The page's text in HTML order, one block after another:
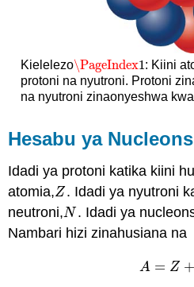
Kielelezo\PageIndex1
\PageIndex1: Kiini
protoni na nyutroni. Protoni
na nyutroni zinaonyeshwa
Hesabu ya Nucleons
Idadi ya protoni katika kiini
atomia,Z
Z . Idadi ya nyutroni
neutroni,N
N . Idadi ya
Nambari hizi zinahusiana na
A = Z +
A=Z+